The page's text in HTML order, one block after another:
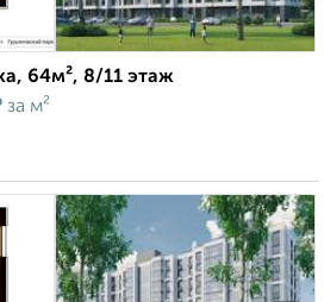
64м², 8/11 этаж
за м²